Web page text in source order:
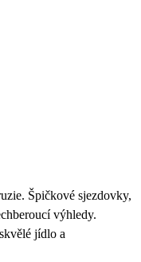
Špičkové sjezdovky,
výhledy.
jídlo a